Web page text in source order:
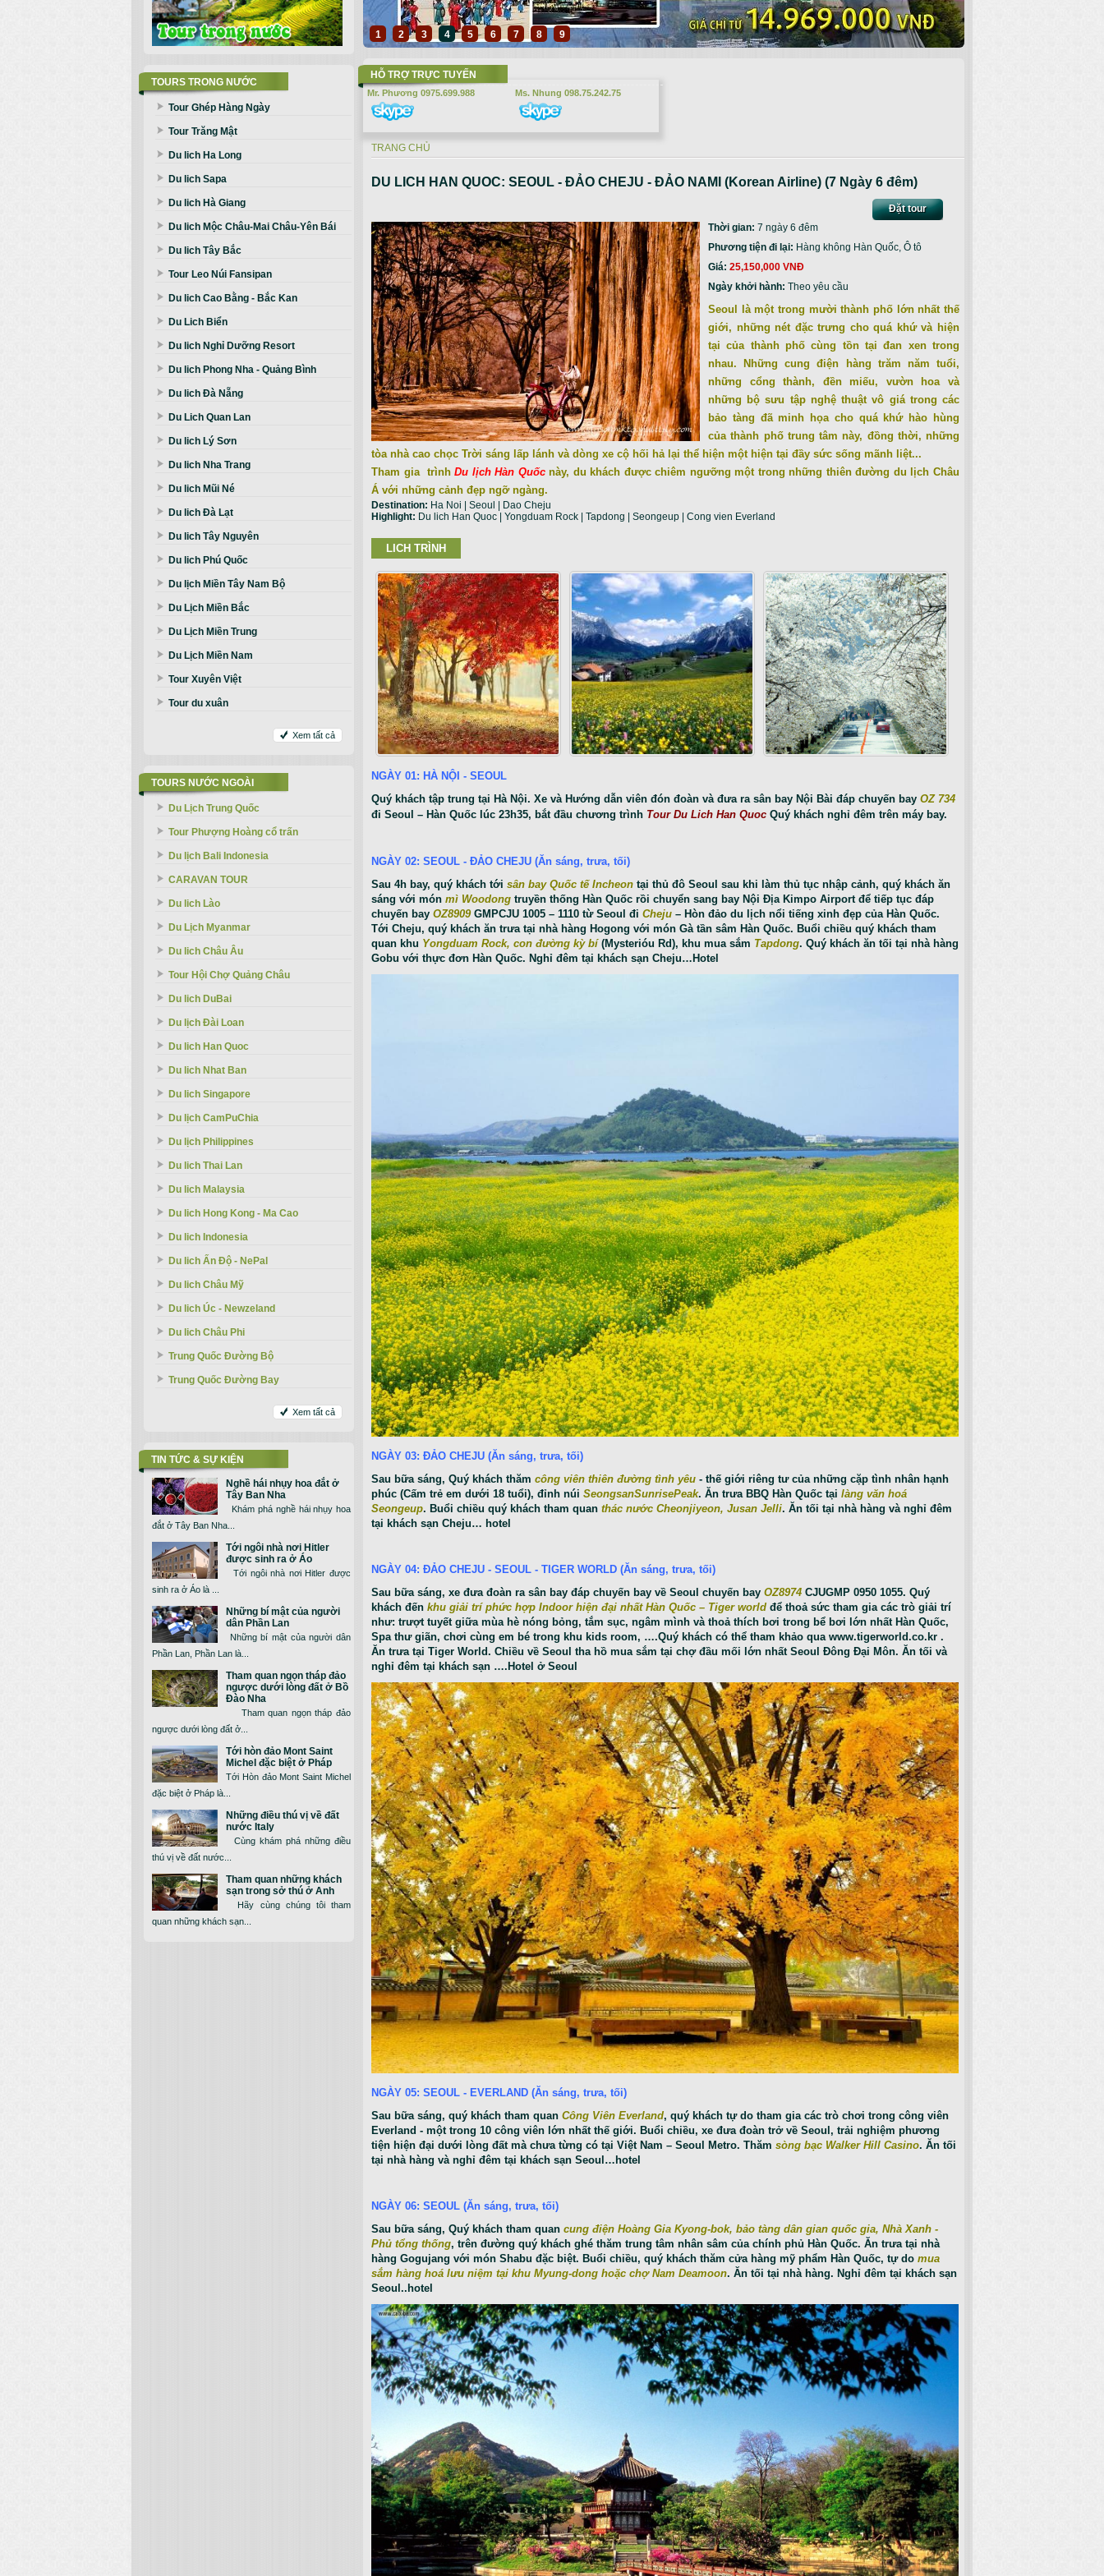
TOURS TRONG NƯỚC
Tour Ghép Hàng Ngày
Tour Trăng Mật
Du lich Ha Long
Du lich Sapa
Du lich Hà Giang
Du lich Mộc Châu-Mai Châu-Yên Bái
Du lich Tây Bắc
Tour Leo Núi Fansipan
Du lich Cao Bằng - Bắc Kan
Du Lich Biển
Du lich Nghỉ Dưỡng Resort
Du lich Phong Nha - Quảng Bình
Du lich Đà Nẵng
Du Lich Quan Lan
Du lich Lý Sơn
Du lich Nha Trang
Du lich Mũi Né
Du lich Đà Lạt
Du lich Tây Nguyên
Du lich Phú Quốc
Du lịch Miền Tây Nam Bộ
Du Lịch Miền Bắc
Du Lịch Miền Trung
Du Lịch Miền Nam
Tour Xuyên Việt
Tour du xuân
Xem tất cả
TOURS NƯỚC NGOÀI
Du Lịch Trung Quốc
Tour Phượng Hoàng cổ trấn
Du lịch Bali Indonesia
CARAVAN TOUR
Du lich Lào
Du Lịch Myanmar
Du lich Châu Âu
Tour Hội Chợ Quảng Châu
Du lich DuBai
Du lịch Đài Loan
Du lich Han Quoc
Du lich Nhat Ban
Du lich Singapore
Du lịch CamPuChia
Du lịch Philippines
Du lich Thai Lan
Du lich Malaysia
Du lich Hong Kong - Ma Cao
Du lich Indonesia
Du lich Ấn Độ - NePal
Du lich Châu Mỹ
Du lich Úc - Newzeland
Du lich Châu Phi
Trung Quốc Đường Bộ
Trung Quốc Đường Bay
Xem tất cả
TIN TỨC & SỰ KIỆN
Nghề hái nhụy hoa đắt ở
Tây Ban Nha
Khám phá nghề hái nhụy hoa
đắt ở Tây Ban Nha...
Tới ngôi nhà nơi Hitler
được sinh ra ở Áo
Tới ngôi nhà nơi Hitler được
sinh ra ở Áo là ...
Những bí mật của người
dân Phần Lan
Những bí mật của người dân
Phần Lan, Phần Lan là...
Tham quan ngọn tháp đảo
ngược dưới lòng đất ở Bồ
Đào Nha
Tham quan ngọn tháp đảo
ngược dưới lòng đất ở...
Tới hòn đảo Mont Saint
Michel đặc biệt ở Pháp
Tới Hòn đảo Mont Saint Michel
đặc biệt ở Pháp là...
Những điều thú vị về đất
nước Italy
Cùng khám phá những điều
thú vị về đất nước...
Tham quan những khách
sạn trong sở thú ở Anh
Hãy cùng chúng tôi tham
quan những khách sạn...
1 2 3 4 5 6 7 8 9
HỖ TRỢ TRỰC TUYẾN
Mr. Phương 0975.699.988 Ms. Nhung 098.75.242.75
Bạn đang ở đây
TRANG CHỦ
DU LICH HAN QUOC: SEOUL - ĐẢO CHEJU - ĐẢO NAMI (Korean Airline) (7 Ngày 6 đêm)
Đặt tour
Thời gian: 7 ngày 6 đêm
Phương tiện đi lại: Hàng không Hàn Quốc, Ô tô
Giá: 25,150,000 VNĐ
Ngày khởi hành: Theo yêu cầu
Seoul là một trong mười thành phố lớn nhất thế
giới, những nét đặc trưng cho quá khứ và hiện
tại của thành phố cùng tồn tại đan xen trong
nhau. Những cung điện hàng trăm năm tuổi,
những cổng thành, đền miếu, vườn hoa và
những bộ sưu tập nghệ thuật vô giá trong các
bảo tàng đã minh họa cho quá khứ hào hùng
của thành phố trung tâm này, đồng thời, những
tòa nhà cao chọc Trời sáng lấp lánh và dòng xe cộ hối hả lại thể hiện một hiện tại đầy sức sống mãnh liệt...
Tham gia trìnhDu lịch Hàn Quốcnày, du khách được chiêm ngưỡng một trong những thiên đường du lịch Châu
Á với những cảnh đẹp ngỡ ngàng.
Destination: Ha Noi | Seoul | Dao Cheju
Highlight: Du lich Han Quoc | Yongduam Rock | Tapdong | Seongeup | Cong vien Everland
LICH TRÌNH
NGÀY 01: HÀ NỘI - SEOUL
Quý khách tập trung tại Hà Nội. Xe và Hướng dẫn viên đón đoàn và đưa ra sân bay Nội Bài đáp chuyến bay OZ 734
đi Seoul – Hàn Quốc lúc 23h35, bắt đầu chương trình Tour Du Lich Han Quoc Quý khách nghỉ đêm trên máy bay.
NGÀY 02: SEOUL - ĐẢO CHEJU (Ăn sáng, trưa, tối)
Sau 4h bay, quý khách tới sân bay Quốc tế Incheon tại thủ đô Seoul sau khi làm thủ tục nhập cảnh, quý khách ăn
sáng với món mì Woodong truyền thống Hàn Quốc rồi chuyển sang bay Nội Địa Kimpo Airport để tiếp tục đáp
chuyến bay OZ8909GMPCJU 1005 – 1110 từ Seoul đi Cheju – Hòn đảo du lịch nổi tiếng xinh đẹp của Hàn Quốc.
Tới Cheju, quý khách ăn trưa tại nhà hàng Hogong với món Gà tần sâm Hàn Quốc. Buổi chiều quý khách tham
quan khu Yongduam Rock, con đường kỳ bí(Mysterióu Rd), khu mua sắm Tapdong. Quý khách ăn tối tại nhà hàng
Gobu với thực đơn Hàn Quốc. Nghỉ đêm tại khách sạn Cheju…Hotel
NGÀY 03: ĐẢO CHEJU (Ăn sáng, trưa, tối)
Sau bữa sáng, Quý khách thăm công viên thiên đường tình yêu - thế giới riêng tư của những cặp tình nhân hạnh
phúc (Cấm trẻ em dưới 18 tuổi), đỉnh núi SeongsanSunrisePeak. Ăn trưa BBQ Hàn Quốc tại làng văn hoá
Seongeup. Buổi chiều quý khách tham quan thác nước Cheonjiyeon, Jusan Jelli. Ăn tối tại nhà hàng và nghỉ đêm
tại khách sạn Cheju… hotel
NGÀY 04: ĐẢO CHEJU - SEOUL - TIGER WORLD (Ăn sáng, trưa, tối)
Sau bữa sáng, xe đưa đoàn ra sân bay đáp chuyến bay về Seoul chuyến bay OZ8974 CJUGMP 0950 1055. Quý
khách đến khu giải trí phức hợp Indoor hiện đại nhất Hàn Quốc – Tiger world để thoả sức tham gia các trò giải trí
như: trượt tuyết giữa mùa hè nóng bỏng, tắm sục, ngâm mình và thoả thích bơi trong bể bơi lớn nhất Hàn Quốc,
Spa thư giãn, chơi cùng em bé trong khu kids room, ….Quý khách có thể tham khảo qua www.tigerworld.co.kr .
Ăn trưa tại Tiger World. Chiều về Seoul tha hồ mua sắm tại chợ đầu mối lớn nhất Seoul Đông Đại Môn. Ăn tối và
nghỉ đêm tại khách sạn ….Hotel ở Seoul
NGÀY 05: SEOUL - EVERLAND (Ăn sáng, trưa, tối)
Sau bữa sáng, quý khách tham quan Công Viên Everland, quý khách tự do tham gia các trò chơi trong công viên
Everland - một trong 10 công viên lớn nhất thế giới. Buổi chiều, xe đưa đoàn trở về Seoul, trải nghiệm phương
tiện hiện đại dưới lòng đất mà chưa từng có tại Việt Nam – Seoul Metro. Thăm sòng bạc Walker Hill Casino. Ăn tối
tại nhà hàng và nghỉ đêm tại khách sạn Seoul…hotel
NGÀY 06: SEOUL (Ăn sáng, trưa, tối)
Sau bữa sáng, Quý khách tham quan cung điện Hoàng Gia Kyong-bok, bảo tàng dân gian quốc gia, Nhà Xanh -
Phủ tổng thống, trên đường quý khách ghé thăm trung tâm nhân sâm của chính phủ Hàn Quốc. Ăn trưa tại nhà
hàng Gogujang với món Shabu đặc biệt. Buổi chiều, quý khách thăm cửa hàng mỹ phẩm Hàn Quốc, tự do mua
sắm hàng hoá lưu niệm tại khu Myung-dong hoặc chợ Nam Deamoon. Ăn tối tại nhà hàng. Nghỉ đêm tại khách sạn
Seoul..hotel